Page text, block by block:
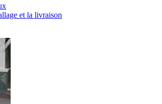
et la livraison